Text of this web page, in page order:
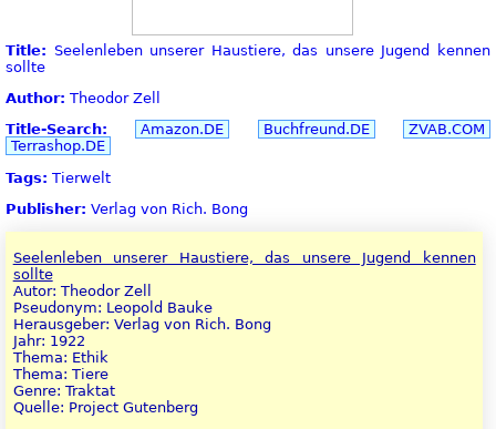
Title: Seelenleben unserer Haustiere, das unsere Jugend kennen
sollte
Author: Theodor Zell
Title-Search:
Amazon.DE Buchfreund.DE
ZVAB.COM
Terrashop.DE
Tags: Tierwelt
Publisher: Verlag von Rich. Bong
Seelenleben unserer Haustiere, das unsere Jugend kennen
sollte
Autor: Theodor Zell
Pseudonym: Leopold Bauke
Herausgeber: Verlag von Rich. Bong
Jahr: 1922
Thema: Ethik
Thema: Tiere
Genre: Traktat
Quelle: Project Gutenberg